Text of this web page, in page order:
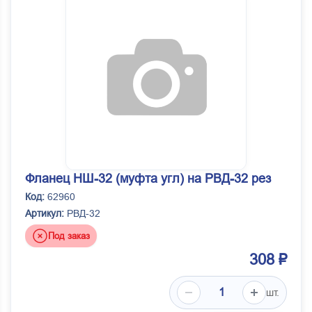
Фланец НШ-32 (муфта угл) на РВД-32 рез
Код: 62960
Артикул: РВД-32
Под заказ
308 ₽
шт.